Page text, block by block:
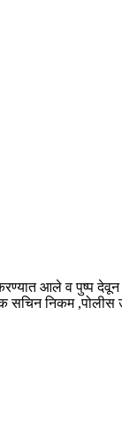
आले व पुष्प देवून
सचिन निकम ,पोलीस